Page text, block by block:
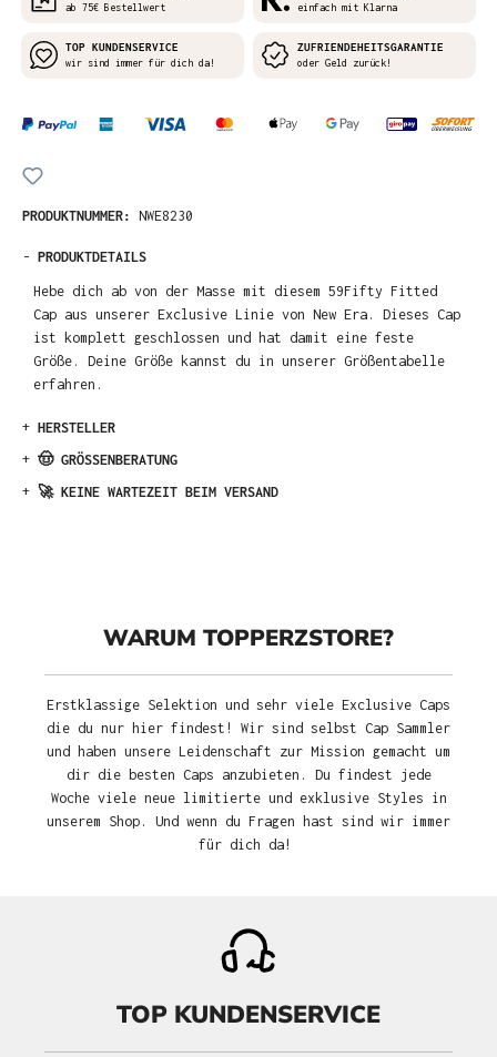
ab 75€ Bestellwert
einfach mit Klarna
TOP KUNDENSERVICE
wir sind immer für dich da!
ZUFRIENDEHEITSGARANTIE
oder Geld zurück!
PRODUKTNUMMER: NWE8230
- PRODUKTDETAILS
Hebe dich ab von der Masse mit diesem 59Fifty Fitted
Cap aus unserer Exclusive Linie von New Era. Dieses Cap
ist komplett geschlossen und hat damit eine feste
Größe. Deine Größe kannst du in unserer Größentabelle
erfahren.
+ HERSTELLER
+ 🤠 GRÖSSENBERATUNG
+ 🚀 KEINE WARTEZEIT BEIM VERSAND
WARUM TOPPERZSTORE?
Erstklassige Selektion und sehr viele Exclusive Caps
die du nur hier findest! Wir sind selbst Cap Sammler
und haben unsere Leidenschaft zur Mission gemacht um
dir die besten Caps anzubieten. Du findest jede
Woche viele neue limitierte und exklusive Styles in
unserem Shop. Und wenn du Fragen hast sind wir immer
für dich da!
TOP KUNDENSERVICE